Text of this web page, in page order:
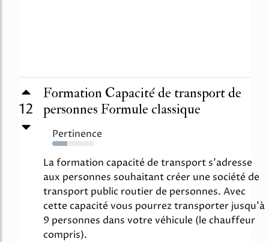
12
Formation Capacité de transport de
personnes Formule classique
Pertinence
36%
La formation capacité de transport s'adresse
aux personnes souhaitant créer une société de
transport public routier de personnes. Avec
cette capacité vous pourrez transporter jusqu'à
9 personnes dans votre véhicule (le chauffeur
compris).